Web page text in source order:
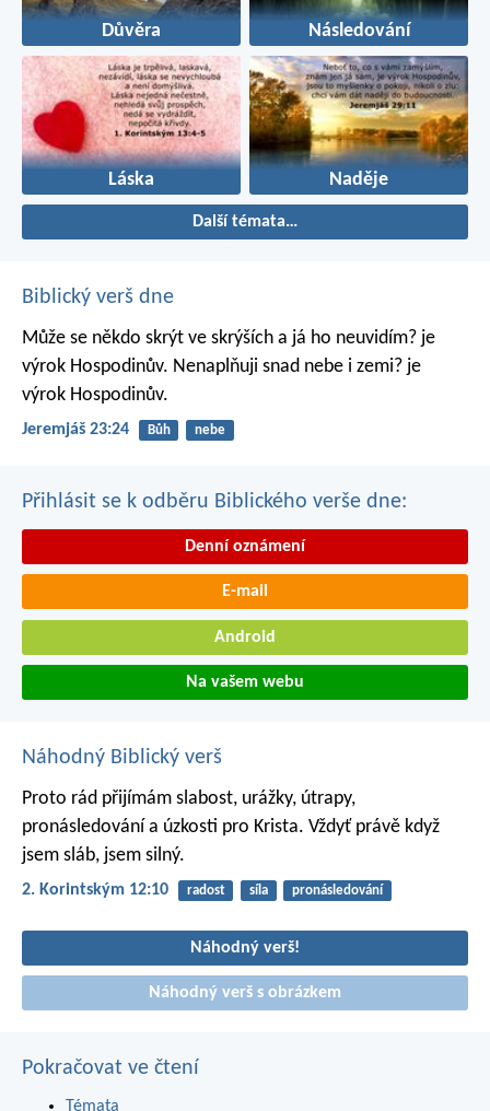
Důvěra Následování
Láska Naděje
Další témata…
Biblický verš dne
Může se někdo skrýt ve skrýších a já ho neuvidím? je
výrok Hospodinův. Nenaplňuji snad nebe i zemi? je
výrok Hospodinův.
Jeremjáš 23:24 Bůh nebe
Přihlásit se k odběru Biblického verše dne:
Denní oznámení
E-mail
Android
Na vašem webu
Náhodný Biblický verš
Proto rád přijímám slabost, urážky, útrapy,
pronásledování a úzkosti pro Krista. Vždyť právě když
jsem sláb, jsem silný.
2. Korintským 12:10 radost síla pronásledování
Náhodný verš!
Náhodný verš s obrázkem
Pokračovat ve čtení
Témata